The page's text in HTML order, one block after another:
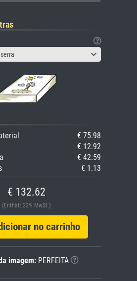
€ 75.98
€ 12.92
€ 42.59
€ 1.13
€ 132.62
(Enthält 23% MwSt.)
no carrinho
imagem: PERFEITA